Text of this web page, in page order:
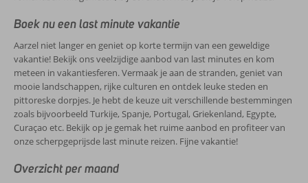
Boek nu een last minute vakantie
Aarzel niet langer en geniet op korte termijn van een geweldige
vakantie! Bekijk ons veelzijdige aanbod van last minutes en kom
meteen in vakantiesferen. Vermaak je aan de stranden, geniet van
mooie landschappen, rijke culturen en ontdek leuke steden en
pittoreske dorpjes. Je hebt de keuze uit verschillende bestemmingen
zoals bijvoorbeeld Turkije, Spanje, Portugal, Griekenland, Egypte,
Curaçao etc. Bekijk op je gemak het ruime aanbod en profiteer van
onze scherpgeprijsde last minute reizen. Fijne vakantie!
Overzicht per maand